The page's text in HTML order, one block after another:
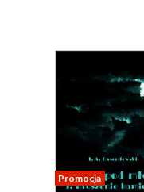
Promocja